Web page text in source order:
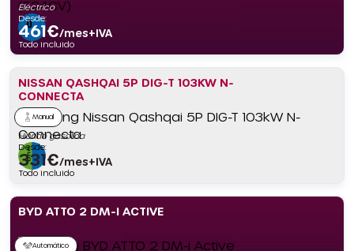
Eléctrico
Desde:
461€/mes+IVA
Todo incluido
NISSAN QASHQAI 5P DIG-T 103KW N-
CONNECTA
Manual
Híbrido gasolina
Desde:
331€/mes+IVA
Todo incluido
BYD ATTO 2 DM-I ACTIVE
Automático